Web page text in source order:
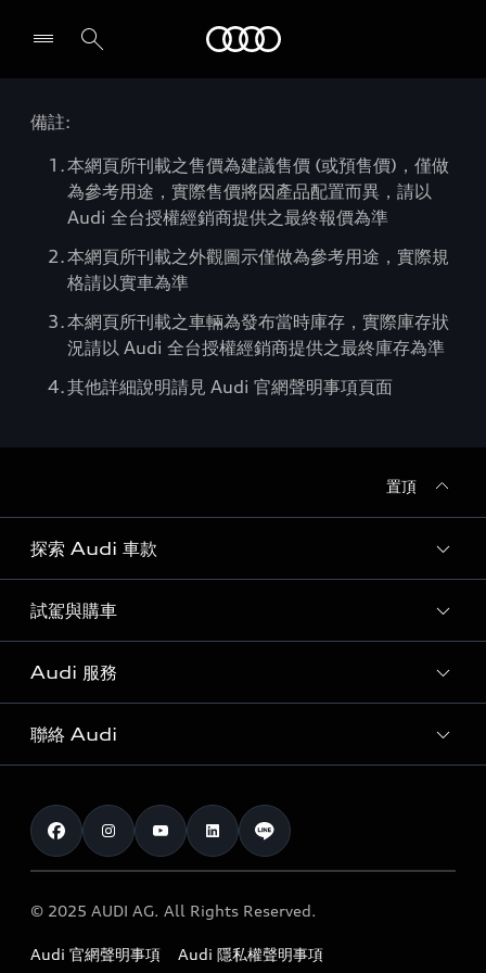
備註:
本網頁所刊載之售價為建議售價 (或預售價)，僅做
為參考用途，實際售價將因產品配置而異，請以
Audi 全台授權經銷商提供之最終報價為準
本網頁所刊載之外觀圖示僅做為參考用途，實際規
格請以實車為準
本網頁所刊載之車輛為發布當時庫存，實際庫存狀
況請以 Audi 全台授權經銷商提供之最終庫存為準
其他詳細說明請見 Audi 官網聲明事項頁面
置頂
探索 Audi 車款
所有車款
客製化您的 Audi
Audi 純電生活圈
奧迪嚴選中古車
試駕與購車
購車方案
最新優惠
預約試駕 | 多元安心賞車
Audi 經銷商服務據點
Audi 服務
Audi 原廠配件與精品
myAudi TW app
定期保養
保固
召回案件查詢
聯絡 Audi
訂閱電子報
與我聯繫
© 2025 AUDI AG. All Rights Reserved.
Audi 官網聲明事項 Audi 隱私權聲明事項